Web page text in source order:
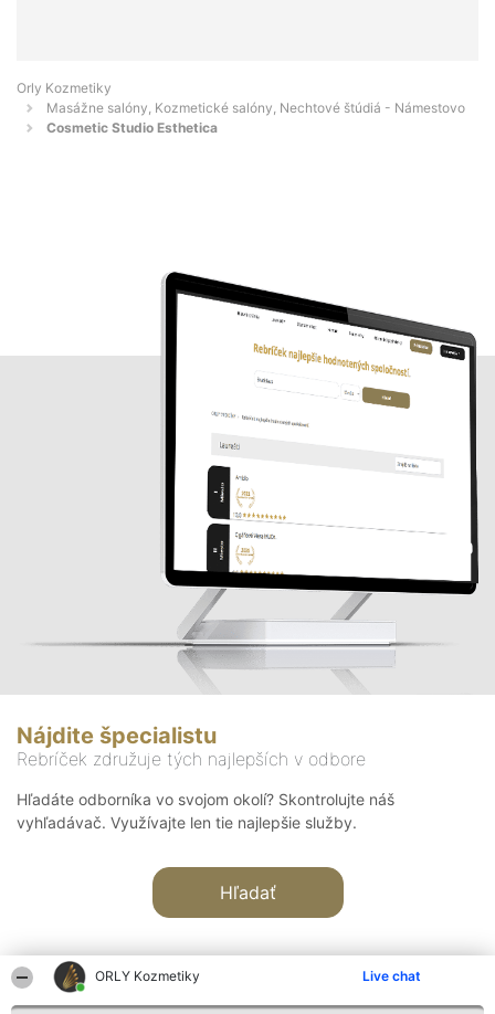
ORLY Kozmetiky Live chat
Orly Kozmetiky
Masážne salóny, Kozmetické salóny, Nechtové štúdiá - Námestovo
Cosmetic Studio Esthetica
Nájdite špecialistu
Rebríček združuje tých najlepších v odbore
Hľadáte odborníka vo svojom okolí? Skontrolujte náš
vyhľadávač. Využívajte len tie najlepšie služby.
Hľadať